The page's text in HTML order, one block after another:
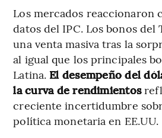
Los mercados reaccionaron
datos del IPC. Los bonos
una venta masiva tras la
al igual que los principales
Latina. El desempeño del
la curva de rendimientos
creciente incertidumbre
política monetaria en EE.UU.